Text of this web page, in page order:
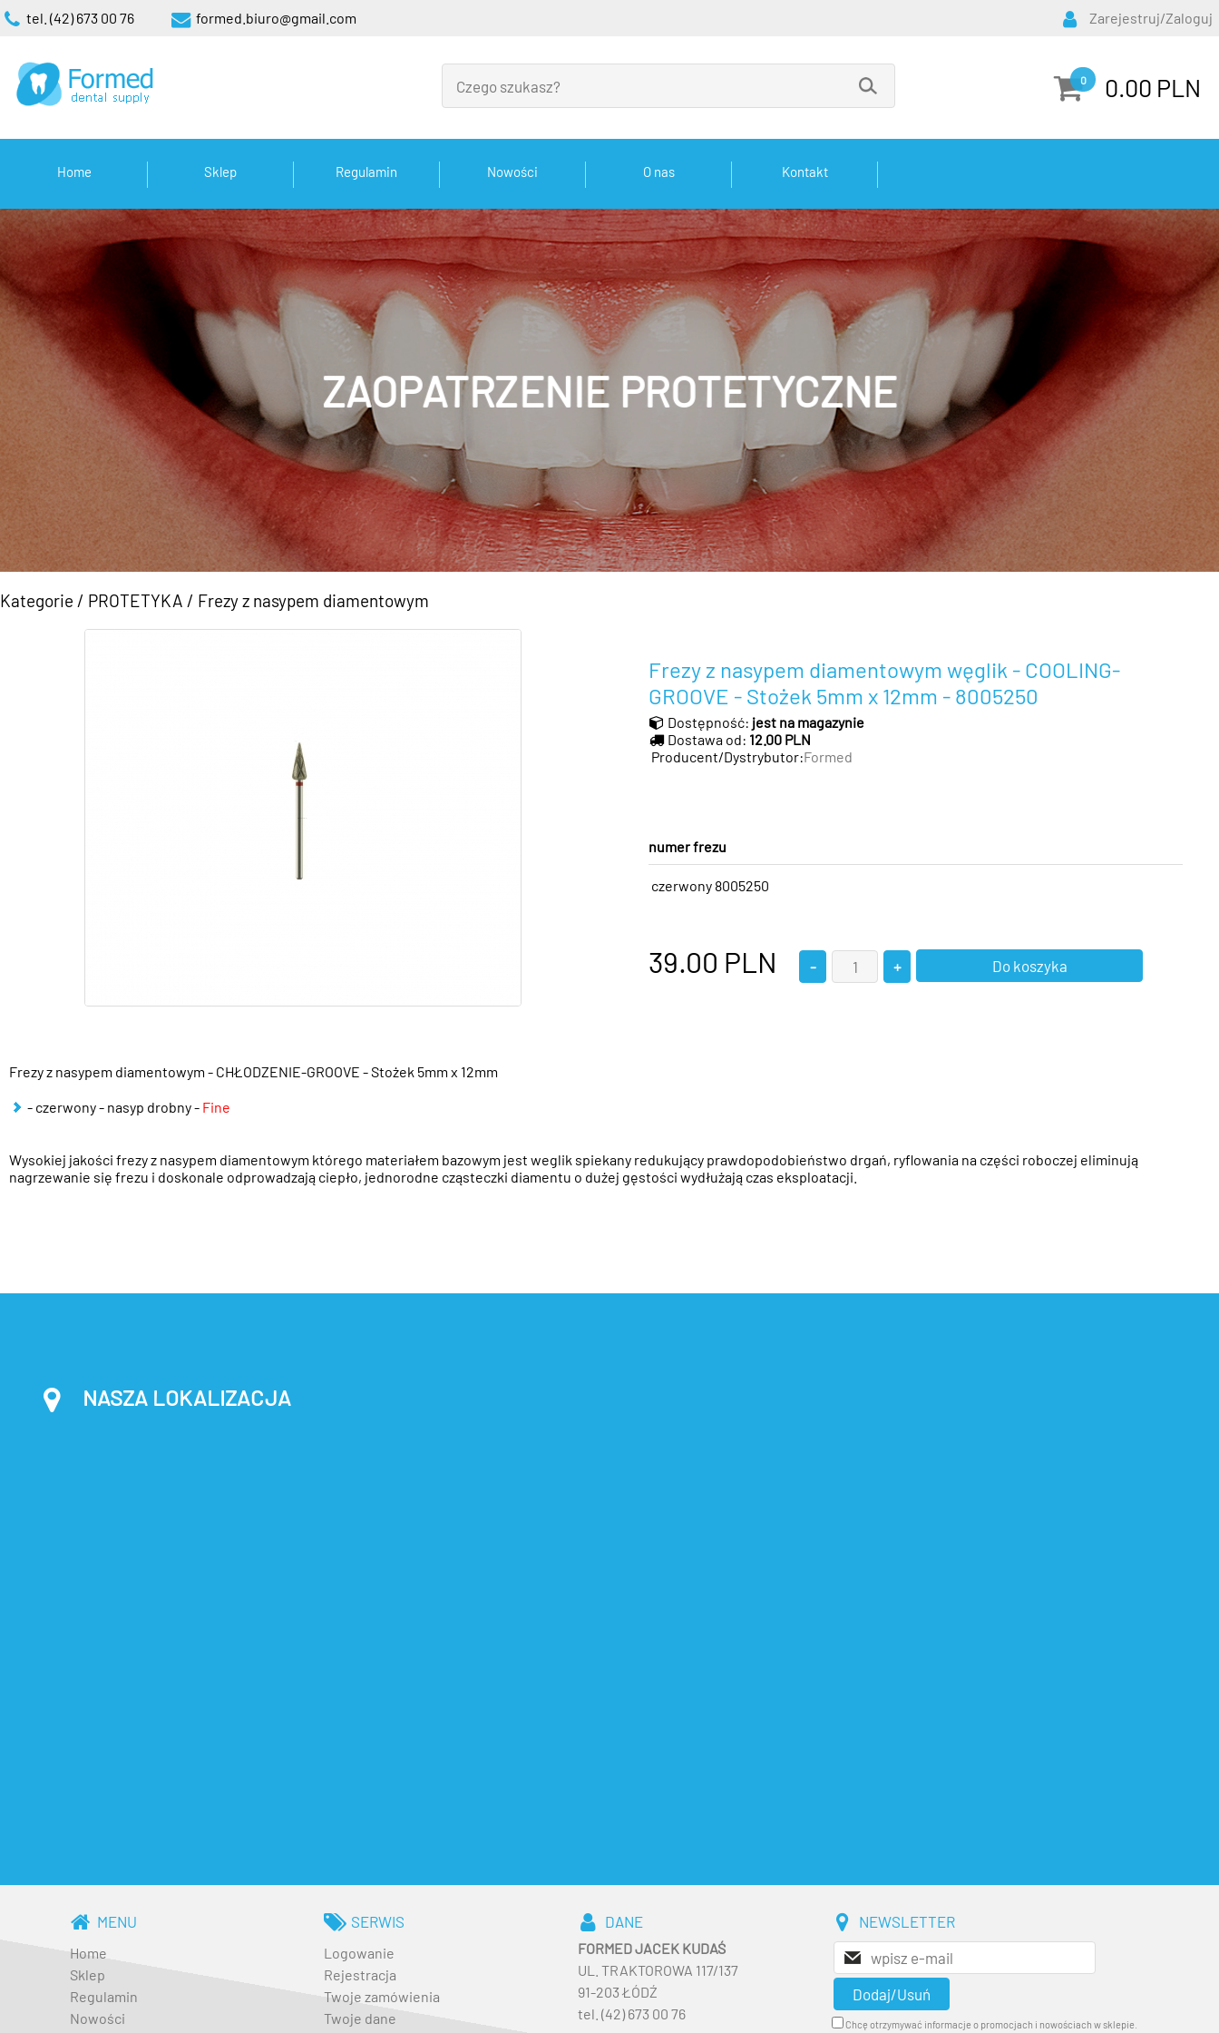
tel. (42) 673 00 76 formed.biuro@gmail.com Zarejestruj/Zaloguj
0 0.00 PLN
Home Sklep Regulamin Nowości O nas Kontakt
ZAOPATRZENIE PROTETYCZNE
Kategorie / PROTETYKA / Frezy z nasypem diamentowym
Frezy z nasypem diamentowym węglik - COOLING-
GROOVE - Stożek 5mm x 12mm - 8005250
Dostępność: jest na magazynie
Dostawa od: 12.00 PLN
Producent/Dystrybutor:Formed
numer frezu
czerwony 8005250
39.00 PLN
Frezy z nasypem diamentowym - CHŁODZENIE-GROOVE - Stożek 5mm x 12mm
- czerwony - nasyp drobny - Fine
Wysokiej jakości frezy z nasypem diamentowym którego materiałem bazowym jest weglik spiekany redukujący prawdopodobieństwo drgań, ryflowania na części roboczej eliminują
nagrzewanie się frezu i doskonale odprowadzają ciepło, jednorodne cząsteczki diamentu o dużej gęstości wydłużają czas eksploatacji.
NASZA LOKALIZACJA
MENU
Home
Sklep
Regulamin
Nowości
SERWIS
Logowanie
Rejestracja
Twoje zamówienia
Twoje dane
DANE
FORMED JACEK KUDAŚ
UL. TRAKTOROWA 117/137
91-203 ŁÓDŹ
tel. (42) 673 00 76
NEWSLETTER
Chcę otrzymywać informacje o promocjach i nowościach w sklepie.